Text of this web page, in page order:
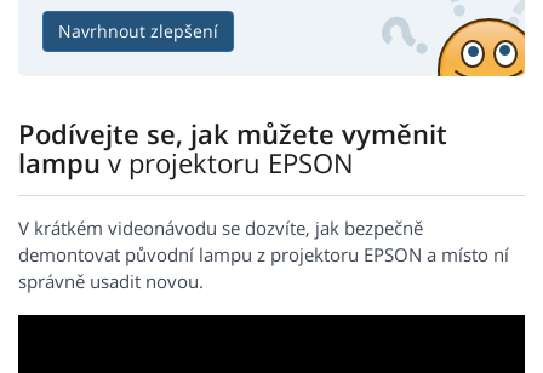
Navrhnout zlepšení
Podívejte se, jak můžete vyměnit
lampuv projektoru EPSON
V krátkém videonávodu se dozvíte, jak bezpečně
demontovat původní lampu z projektoru EPSON a místo ní
správně usadit novou.